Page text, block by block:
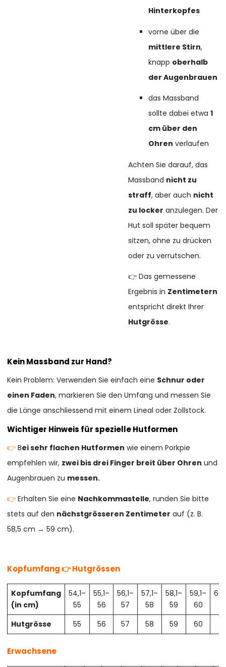
Hinterkopfes
vorne über die
mittlere Stirn,
knapp oberhalb
der Augenbrauen
das Massband
sollte dabei etwa1
cm über den
Ohren verlaufen
Achten Sie darauf, das
Massband nicht zu
straff, aber auch nicht
zu locker anzulegen. Der
Hut soll später bequem
sitzen, ohne zu drücken
oder zu verrutschen.
👉 Das gemessene
Ergebnis in Zentimetern
entspricht direkt Ihrer
Hutgrösse.
Kein Massband zur Hand?
Kein Problem: Verwenden Sie einfach eine Schnur oder
einen Faden, markieren Sie den Umfang und messen Sie
die Länge anschliessend mit einem Lineal oder Zollstock.
Wichtiger Hinweis für spezielle Hutformen
👉Bei sehr flachen Hutformen wie einem Porkpie
empfehlen wir, zwei bis drei Finger breit über Ohren und
Augenbrauen zu messen.
👉Erhalten Sie eine Nachkommastelle, runden Sie bitte
stets auf den nächstgrösseren Zentimeter auf (z. B.
58,5 cm → 59 cm).
Kopfumfang 👉 Hutgrössen
Kopfumfang
(in cm)
54,1–
55
55,1–
56
56,1–
57
57,1–
58
58,1–
59
59,1–
60
Hutgrösse
55 56 57 58 59 60
Erwachsene